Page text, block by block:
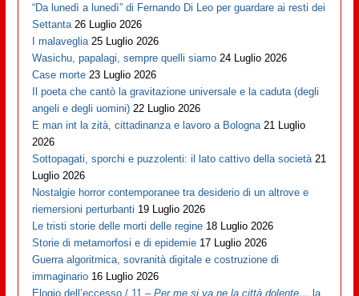
“Da lunedì a lunedì” di Fernando Di Leo per guardare ai resti dei
Settanta 26 Luglio 2026
I malaveglia 25 Luglio 2026
Wasichu, papalagi, sempre quelli siamo 24 Luglio 2026
Case morte 23 Luglio 2026
Il poeta che cantò la gravitazione universale e la caduta (degli
angeli e degli uomini) 22 Luglio 2026
E man int la zità, cittadinanza e lavoro a Bologna 21 Luglio
2026
Sottopagati, sporchi e puzzolenti: il lato cattivo della società 21
Luglio 2026
Nostalgie horror contemporanee tra desiderio di un altrove e
riemersioni perturbanti 19 Luglio 2026
Le tristi storie delle morti delle regine 18 Luglio 2026
Storie di metamorfosi e di epidemie 17 Luglio 2026
Guerra algoritmica, sovranità digitale e costruzione di
immaginario 16 Luglio 2026
Elogio dell’eccesso / 11 –Per me si va ne la città dolente… la